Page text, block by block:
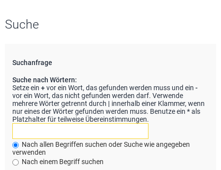
Suche
Suchanfrage
Suche nach Wörtern:
Setze ein +vor ein Wort, das gefunden werden muss und ein -
vor ein Wort, das nicht gefunden werden darf. Verwende
mehrere Wörter getrennt durch | innerhalb einer Klammer, wenn
nur eines der Wörter gefunden werden muss. Benutze ein * als
Platzhalter für teilweise Übereinstimmungen.
Nach allen Begriffen suchen oder Suche wie angegeben
verwenden
Nach einem Begriff suchen